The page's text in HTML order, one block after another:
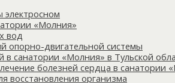
электросном
«Молния»
вод
опорно-двигательной системы
в санатории «Молния» в Тульской
болезней сердца в санатории
восстановления организма